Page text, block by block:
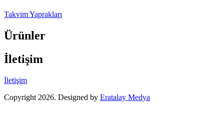
Takvim Yaprakları
Ürünler
İletişim
İletişim
Copyright 2026. Designed by Eratalay Medya